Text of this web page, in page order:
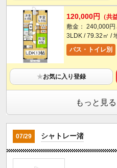
120,000円 （共
敷金： 240,000
3LDK / 79.32㎡ /
バス・トイレ別
★お気に入り登録
もっと見
07/29 シャトレー渚